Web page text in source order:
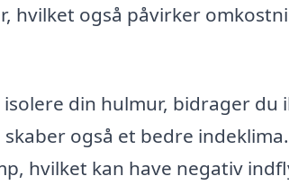
hvilket også påvirker
din hulmur, bidrager du
også et bedre
hvilket kan have negativ